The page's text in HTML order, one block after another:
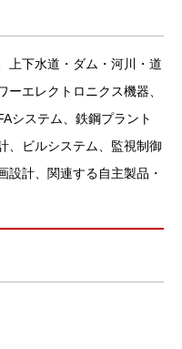
上下水道・ダム・河川・道
エレクトロニクス機器、
システム、鉄鋼プラント
、ビルシステム、監視制御
設計、関連する自主製品・